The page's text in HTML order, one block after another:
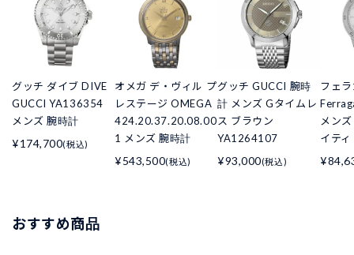
グッチ ダイブ DIVE
GUCCI YA136354
メンズ 腕時計
¥174,700(税込)
オメガ デ・ヴィル プ
レステージ OMEGA
424.20.37.20.08.00
1 メンズ 腕時計
¥543,500(税込)
グッチ GUCCI 腕時
計 メンズ Gタイムレ
ス ブラウン
YA1264107
¥93,000(税込)
フェ
メン
イテ
おすすめ商品